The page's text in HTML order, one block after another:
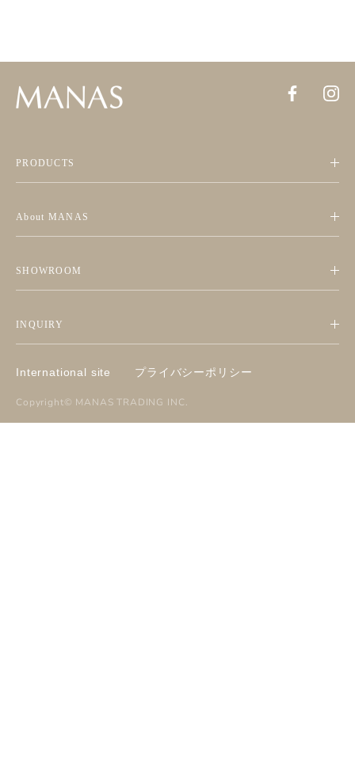
PRODUCTS
About MANAS
SHOWROOM
INQUIRY
International site プライバシーポリシー
Copyright© MANAS TRADING INC.